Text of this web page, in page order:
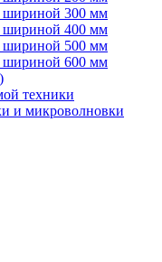
шириной 300 мм
шириной 400 мм
шириной 500 мм
шириной 600 мм
техники
и микроволновки